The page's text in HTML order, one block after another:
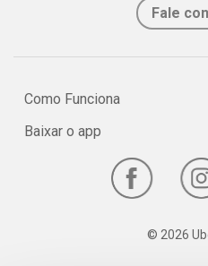
Fale
Como Funciona
Baixar o app
© 2026